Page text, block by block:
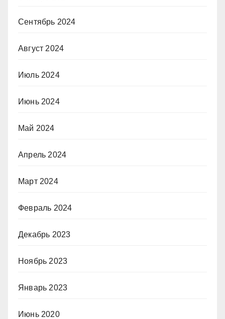
Сентябрь 2024
Август 2024
Июль 2024
Июнь 2024
Май 2024
Апрель 2024
Март 2024
Февраль 2024
Декабрь 2023
Ноябрь 2023
Январь 2023
Июнь 2020